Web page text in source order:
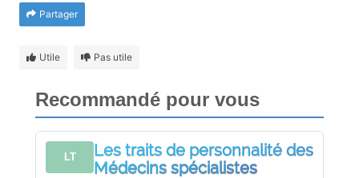
Partager
Utile Pas utile
Recommandé pour vous
LT
Les traits de personnalité des
Médecins spécialistes